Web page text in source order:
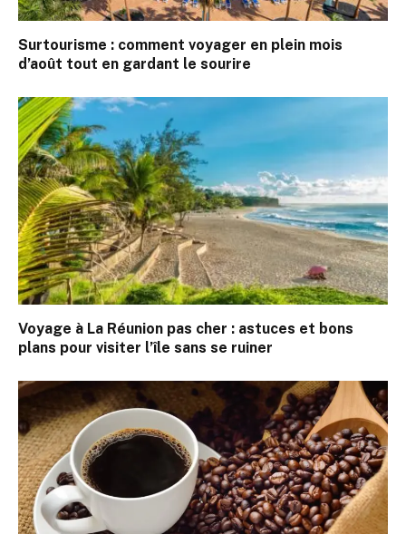
Surtourisme : comment voyager en plein mois
d’août tout en gardant le sourire
Voyage à La Réunion pas cher : astuces et bons
plans pour visiter l’île sans se ruiner